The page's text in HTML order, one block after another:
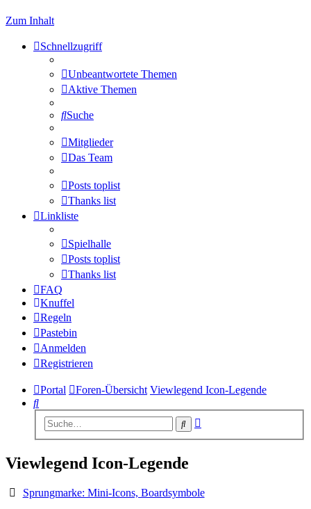
Zum Inhalt
Schnellzugriff
Unbeantwortete Themen
Aktive Themen
Suche
Mitglieder
Das Team
Posts toplist
Thanks list
Linkliste
Spielhalle
Posts toplist
Thanks list
FAQ
Knuffel
Regeln
Pastebin
Anmelden
Registrieren
Portal Foren-Übersicht Viewlegend Icon-Legende
Suche
Suche
Viewlegend Icon-Legende
Sprungmarke: Mini-Icons, Boardsymbole